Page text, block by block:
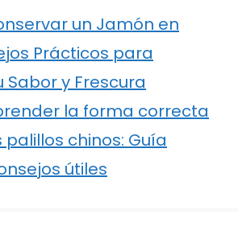
un Jamón en
Prácticos para
Sabor y Frescura
la forma correcta
chinos: Guía
útiles